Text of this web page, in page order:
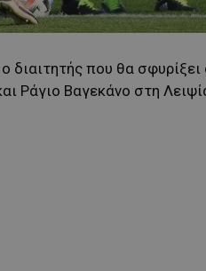
διαιτητής που θα σφυρίξει
Ράγιο Βαγεκάνο στη